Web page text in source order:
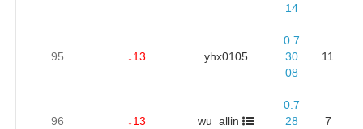
14
95 ↓13 yhx0105
0.7
30
08
11
96 ↓13 wu_allin
0.7
28
7